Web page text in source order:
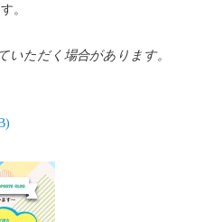
。
いただく場合があります。